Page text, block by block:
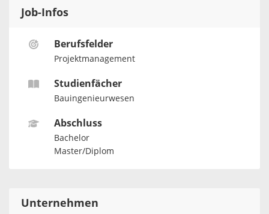
Job-Infos
Berufsfelder
Projektmanagement
Studienfächer
Bauingenieurwesen
Abschluss
Bachelor
Master/Diplom
Unternehmen